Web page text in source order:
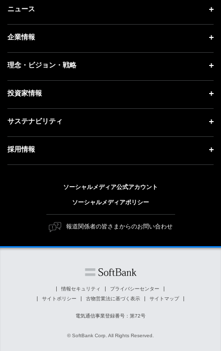
ニュース
ニュース トップ
プレスリリース
更新情報
企業情報
企業情報 トップ
社長メッセージ
事業紹介
理念・ビジョン・戦略
理念・ビジョン・戦略 トップ
成長戦略「Activate AI for Society」
人材戦略
投資家情報
投資家情報 トップ
経営方針
サステナビリティ
サステナビリティ トップ
トップメッセージ
ESG方針・体制
マテリアリティ（重要課題）
ESGの主な取り組み
外部評価・イニシアチブ
採用情報
キャリア採用
障がい者採用
ソーシャルメディア公式アカウント
ソーシャルメディアポリシー
報道関係者の皆さまからのお問い合わせ
情報セキュリティ
プライバシーセンター
サイトポリシー
古物営業法に基づく表示 サイトマップ
電気通信事業登録番号：第72号
© SoftBank Corp. All Rights Reserved.